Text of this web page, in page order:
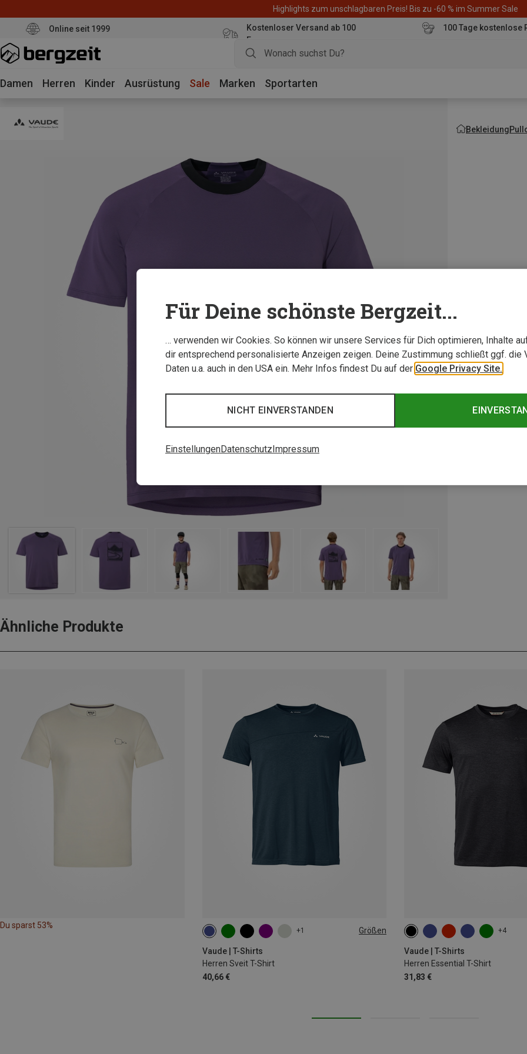
Highlights zum unschlagbaren Preis! Bis zu -60 % im Summer Sale
Online seit 1999
Kostenloser Versand ab 100
Euro
100 Tage kostenlose
Damen Herren Kinder Ausrüstung Sale Marken Sportarten
Bekleidung
Ähnliche Produkte
Du sparst 53%
+1 Größen
Vaude | T-Shirts
Herren Sveit T-Shirt
40,66 €
S M L XL XXL
+4
Vaude | T-Shirts
Herren Essential T-Shirt
31,83 €
Für Deine schönste Bergzeit...
… verwenden wir Cookies. So können wir unsere Services für Dich optimieren, Inhalte
dir entsprechend personalisierte Anzeigen zeigen. Deine Zustimmung schließt ggf. die
Daten u.a. auch in den USA ein. Mehr Infos findest Du auf der Google Privacy Site.
NICHT EINVERSTANDEN
EinstellungenDatenschutz Impressum